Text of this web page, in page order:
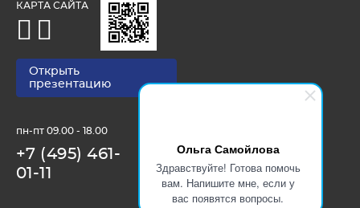
Ольга Самойлова
Здравствуйте! Готова помочь
вам. Напишите мне, если у
вас появятся вопросы.
КАРТА САЙТА
Открыть
презентацию
пн-пт 09.00 - 18.00
+7 (495) 461-
01-11